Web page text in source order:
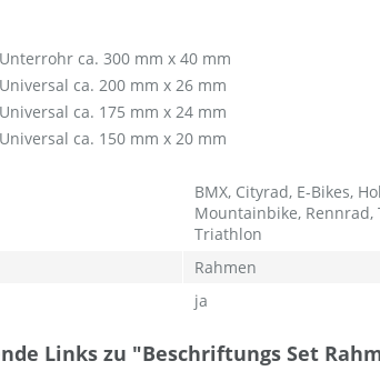
ca. 300 mm x 40 mm
ca. 200 mm x 26 mm
ca. 175 mm x 24 mm
ca. 150 mm x 20 mm
BMX, Cityrad, E-Bikes,
Mountainbike, Rennrad,
Triathlon
Rahmen
ja
Links zu "Beschriftungs Set